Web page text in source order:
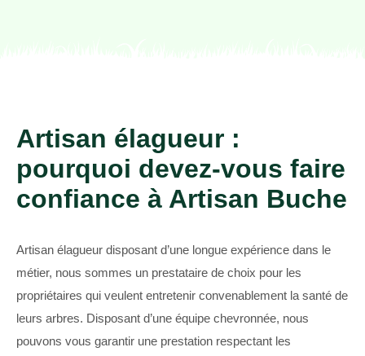
Artisan élagueur :
pourquoi devez-vous faire
confiance à Artisan Buche
Artisan élagueur disposant d’une longue expérience dans le
métier, nous sommes un prestataire de choix pour les
propriétaires qui veulent entretenir convenablement la santé de
leurs arbres. Disposant d’une équipe chevronnée, nous
pouvons vous garantir une prestation respectant les